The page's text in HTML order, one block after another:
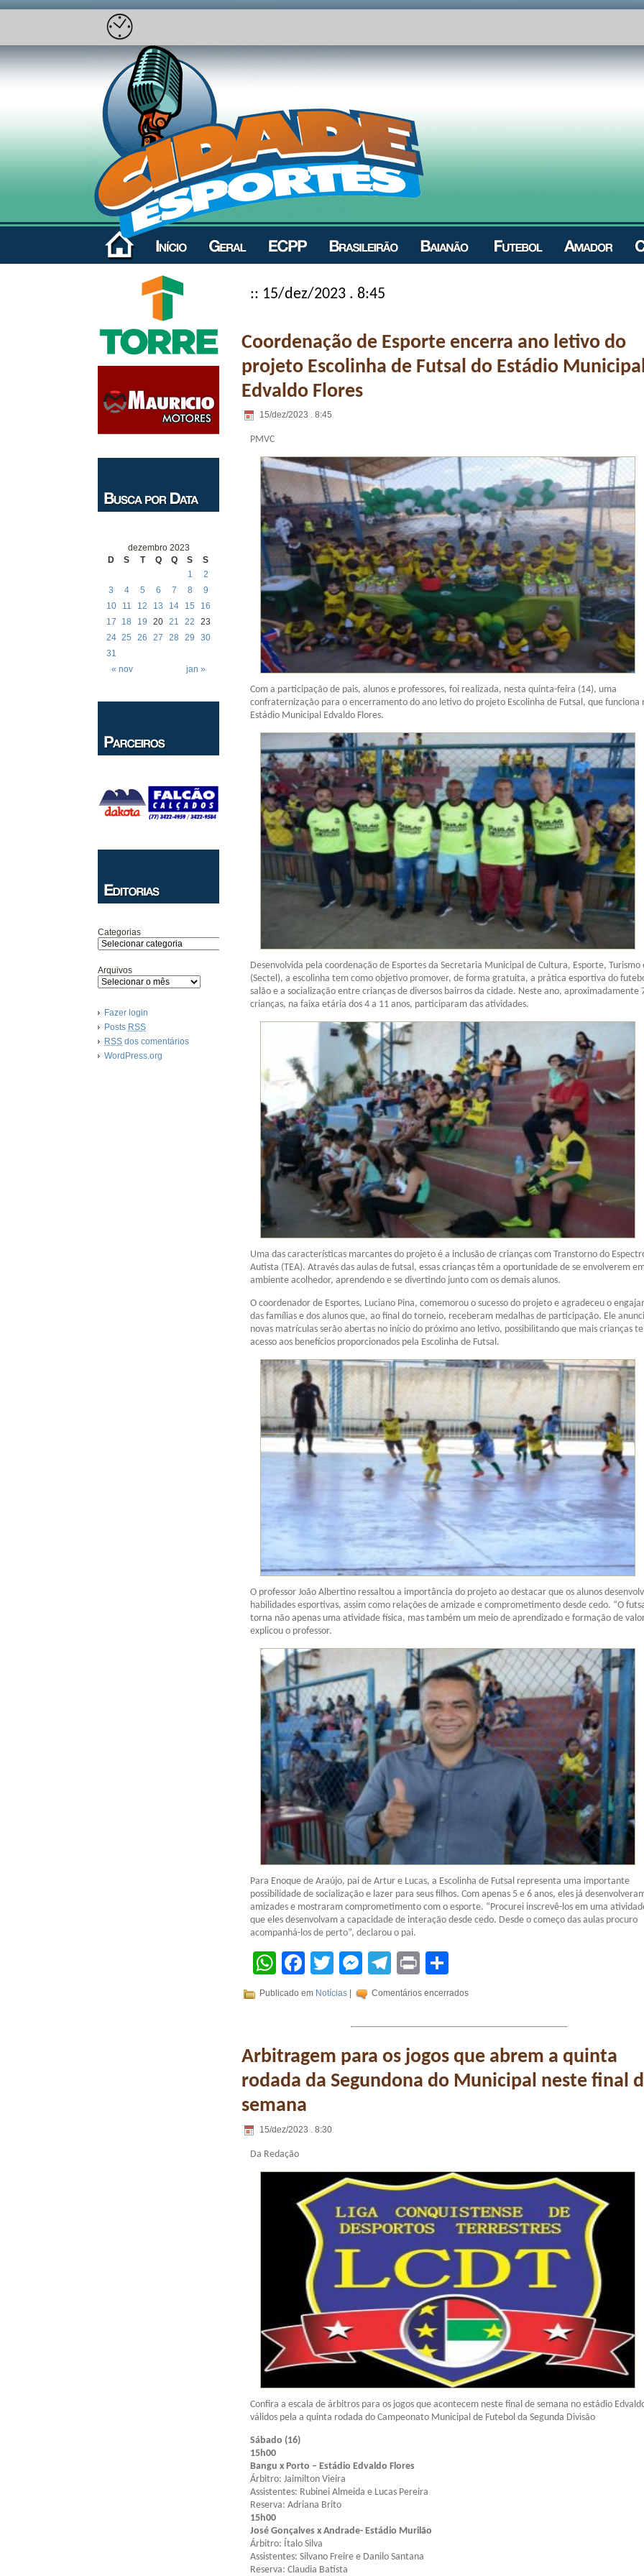
dezembro 2023
D
S T Q Q S S
« nov jan »
1
2
3
4 5 6 7 8
9
10
11 12 13 14 15
16
17
18 19 20 21 22
23
24 25 26 27 28 29
30
31
Categorias
Arquivos
Fazer login
Posts RSS
RSS dos comentários
WordPress.org
:: 15/dez/2023 . 8:45
Coordenação de Esporte encerra ano letivo do
projeto Escolinha de Futsal do Estádio
Edvaldo Flores
15/dez/2023 . 8:45
PMVC
Com a participação de pais, alunos e professores, foi realizada, nesta quinta-feira (14), uma
confraternização para o encerramento do ano letivo do projeto Escolinha de Futsal, que funciona
Estádio Municipal Edvaldo Flores.
Desenvolvida pela coordenação de Esportes da Secretaria Municipal de Cultura, Esporte, Turismo
(Sectel), a escolinha tem como objetivo promover, de forma gratuita, a prática esportiva do
salão e a socialização entre crianças de diversos bairros da cidade. Neste ano, aproximadamente
crianças, na faixa etária dos 4 a 11 anos, participaram das atividades.
Uma das características marcantes do projeto é a inclusão de crianças com Transtorno do
Autista (TEA). Através das aulas de futsal, essas crianças têm a oportunidade de se envolverem
ambiente acolhedor, aprendendo e se divertindo junto com os demais alunos.
O coordenador de Esportes, Luciano Pina, comemorou o sucesso do projeto e agradeceu o
das famílias e dos alunos que, ao final do torneio, receberam medalhas de participação. Ele
novas matrículas serão abertas no início do próximo ano letivo, possibilitando que mais crianças
acesso aos benefícios proporcionados pela Escolinha de Futsal.
O professor João Albertino ressaltou a importância do projeto ao destacar que os alunos
habilidades esportivas, assim como relações de amizade e comprometimento desde cedo. “O
torna não apenas uma atividade física, mas também um meio de aprendizado e formação de
explicou o professor.
Para Enoque de Araújo, pai de Artur e Lucas, a Escolinha de Futsal representa uma importante
possibilidade de socialização e lazer para seus filhos. Com apenas 5 e 6 anos, eles já
amizades e mostraram comprometimento com o esporte. “Procurei inscrevê-los em uma
que eles desenvolvam a capacidade de interação desde cedo. Desde o começo das aulas procuro
acompanhá-los de perto”, declarou o pai.
WhatsApp
Facebook
TwitterMessenger
Telegram
Print
Publicado em Notícias Comentários encerrados
Arbitragem para os jogos que abrem a quinta
rodada da Segundona do Municipal neste final
semana
15/dez/2023 . 8:30
Da Redação
Confira a escala de árbitros para os jogos que acontecem neste final de semana no estádio
válidos pela a quinta rodada do Campeonato Municipal de Futebol da Segunda Divisão
Sábado (16)
15h00
Bangu x Porto – Estádio Edvaldo Flores
Árbitro: Jaimilton Vieira
Assistentes: Rubinei Almeida e Lucas Pereira
Reserva: Adriana Brito
15h00
José Gonçalves x Andrade- Estádio Murilão
Árbitro: Ítalo Silva
Assistentes: Silvano Freire e Danilo Santana
Reserva: Claudia Batista